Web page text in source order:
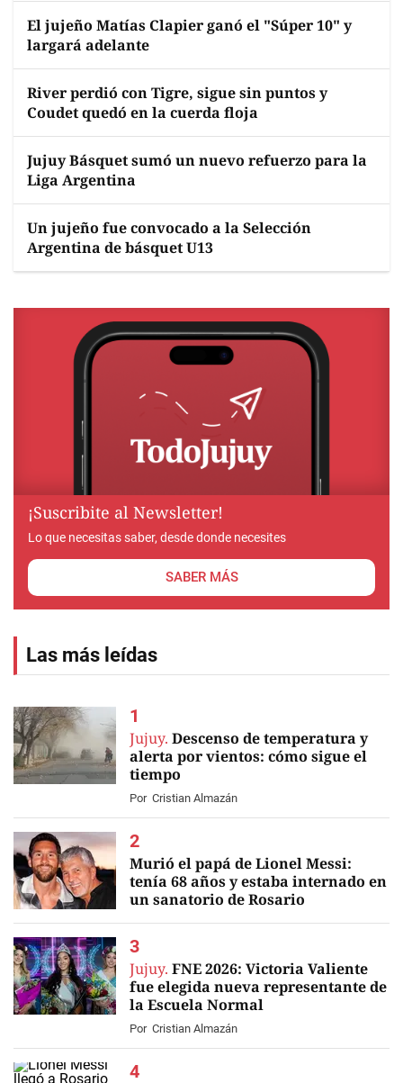
El jujeño Matías Clapier ganó el "Súper 10" y
largará adelante
River perdió con Tigre, sigue sin puntos y
Coudet quedó en la cuerda floja
Jujuy Básquet sumó un nuevo refuerzo para la
Liga Argentina
Un jujeño fue convocado a la Selección
Argentina de básquet U13
¡Suscribite al Newsletter!
Lo que necesitas saber, desde donde necesites
SABER MÁS
Las más leídas
Jujuy. Descenso de temperatura y
alerta por vientos: cómo sigue el
tiempo
Por Cristian Almazán
EN VIVO
Murió el papá de Lionel Messi:
tenía 68 años y estaba internado en
un sanatorio de Rosario
Jujuy. FNE 2026: Victoria Valiente
fue elegida nueva representante de
la Escuela Normal
Por Cristian Almazán